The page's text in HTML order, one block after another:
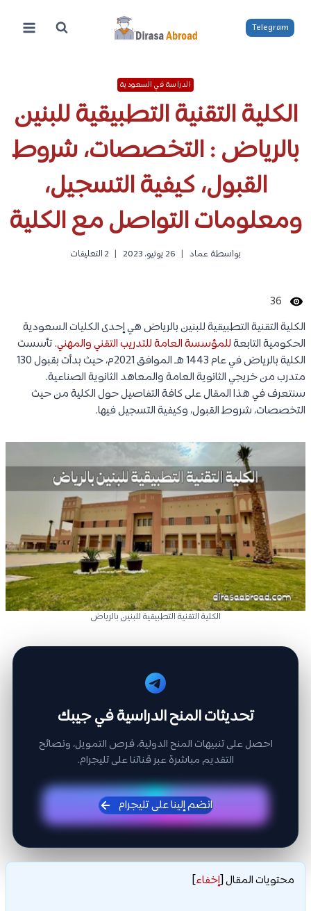
المحتوى
Telegram
الدراسة في السعودية
الكلية التقنية التطبيقية للبنين
بالرياض : التخصصات، شروط
القبول، كيفية التسجيل،
ومعلومات التواصل مع الكلية
بواسطة عماد 26 يونيو، 2023 2 التعليقات
36
الكلية التقنية التطبيقية للبنين بالرياض هي إحدى الكليات السعودية
الحكومية التابعةللمؤسسة العامة للتدريب التقني والمهني. تأسست
الكلية بالرياض في عام 1443 هـ الموافق 2021م، حيث بدأت بقبول 130
متدرب من خريجي الثانوية العامة والمعاهد الثانوية الصناعية.
سنتعرف في هذا المقال على كافة التفاصيل حول الكلية من حيث
التخصصات، شروط القبول، وكيفية التسجيل فيها.
الكلية التقنية التطبيقية للبنين بالرياض
تحديثات المنح الدراسية في جيبك
احصل على تنبيهات المنح الدولية، فرص التمويل، ونصائح
التقديم مباشرة عبر قناتنا على تليجرام.
انضم إلينا على تليجرام
محتويات المقال[إخفاء]